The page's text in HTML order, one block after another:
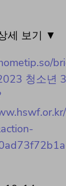
세 보기 ▼
청소년